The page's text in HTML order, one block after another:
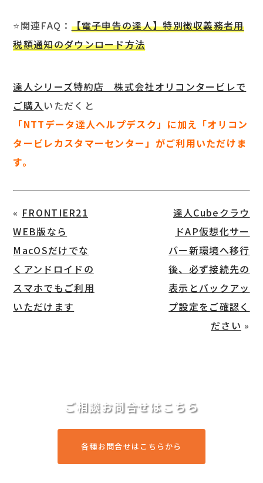
⭐関連FAQ： 【電子申告の達人】特別徴収義務者用
税額通知のダウンロード方法
達人シリーズ特約店 株式会社オリコンタービレで
ご購入いただくと
「NTTデータ達人ヘルプデスク」に加え「オリコン
タービレカスタマーセンター」がご利用いただけま
す。
« FRONTIER21
WEB版なら
MacOSだけでな
くアンドロイドの
スマホでもご利用
いただけます
達人Cubeクラウ
ドAP仮想化サー
バー新環境へ移行
後、必ず接続先の
表示とバックアッ
プ設定をご確認く
ださい »
ご相談お問合せはこちら
各種お問合せはこちらから